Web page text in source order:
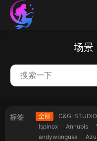
场景
标签 全部 C&G-STUDIO
Ispinox
Annubis
andywongusa